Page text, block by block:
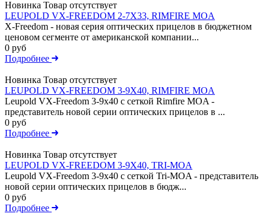
Новинка Товар отсутствует
LEUPOLD VX-FREEDOM 2-7X33, RIMFIRE MOA
X-Freedom - новая серия оптических прицелов в бюджетном
ценовом сегменте от американской компании...
0 руб
Подробнее
Новинка Товар отсутствует
LEUPOLD VX-FREEDOM 3-9X40, RIMFIRE MOA
Leupold VX-Freedom 3-9x40 c сеткой Rimfire MOA -
представитель новой серии оптических прицелов в ...
0 руб
Подробнее
Новинка Товар отсутствует
LEUPOLD VX-FREEDOM 3-9X40, TRI-MOA
Leupold VX-Freedom 3-9x40 c сеткой Tri-MOA - представитель
новой серии оптических прицелов в бюдж...
0 руб
Подробнее